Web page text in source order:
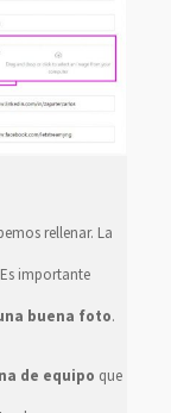
rellenar. La
importante
buena foto.
de equipo que